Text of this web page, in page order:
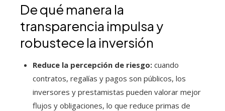
De qué manera la
transparencia impulsa y
robustece la inversión
Reduce la percepción de riesgo: cuando
contratos, regalías y pagos son públicos, los
inversores y prestamistas pueden valorar mejor
flujos y obligaciones, lo que reduce primas de